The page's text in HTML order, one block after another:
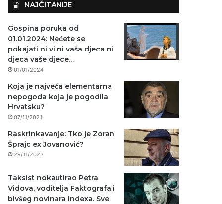
NAJČITANIJE
Gospina poruka od
01.01.2024: Nećete se
pokajati ni vi ni vaša djeca ni
djeca vaše djece…
01/01/2024
Koja je najveća elementarna
nepogoda koja je pogodila
Hrvatsku?
07/11/2021
Raskrinkavanje: Tko je Zoran
Šprajc ex Jovanović?
29/11/2023
Taksist nokautirao Petra
Vidova, voditelja Faktografa i
bivšeg novinara Indexa. Sve